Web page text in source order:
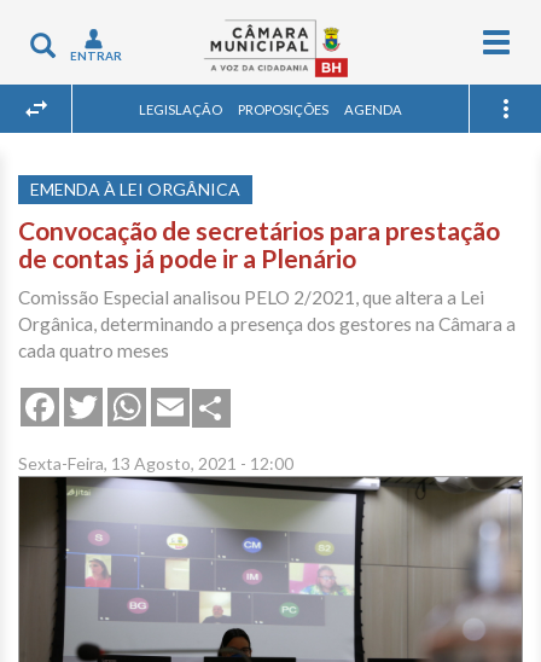
Toggle
navigation
ENTRAR
LEGISLAÇÃO PROPOSIÇÕES AGENDA
EMENDA À LEI ORGÂNICA
Convocação de secretários para prestação
de contas já pode ir a Plenário
Comissão Especial analisou PELO 2/2021, que altera a Lei
Orgânica, determinando a presença dos gestores na Câmara a
cada quatro meses
FacebookTwitterWhatsApp
Email
Sexta-Feira, 13 Agosto, 2021 - 12:00